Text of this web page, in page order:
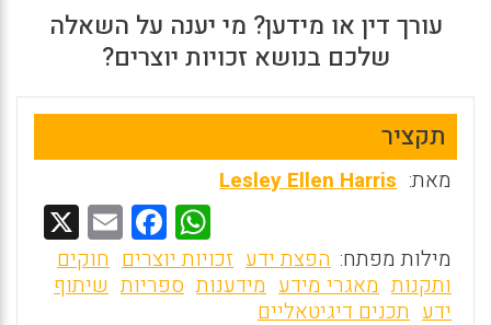
עורך דין או מידען? מי יענה על השאלה
שלכם בנושא זכויות יוצרים?
תקציר
מאת: Lesley Ellen Harris
W
h
at
F
a
ce
E
m
ai
מילות מפתח: הפצת ידע זכויות יוצרים חוקים
ותקנות מאגרי מידע מידענות ספריות שיתוף
ידע תכנים דיגיטאליים